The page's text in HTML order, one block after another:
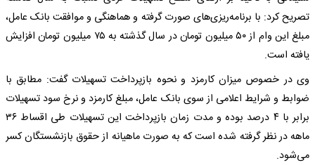
تصریح کرد: با برنامه‌ریزی‌های صورت گرفته و هماهنگی و موافقت بانک عامل،
مبلغ این وام از ۵۰ میلیون تومان در سال گذشته به ۷۵ میلیون تومان افزایش
یافته است.
وی در خصوص میزان کارمزد و نحوه بازپرداخت تسهیلات گفت: مطابق با
ضوابط و شرایط اعلامی از سوی بانک عامل، مبلغ کارمزد و نرخ سود تسهیلات
برابر با ۴ درصد بوده و مدت زمان بازپرداخت این تسهیلات طی اقساط ۳۶
ماهه در نظر گرفته شده است که به صورت ماهیانه از حقوق بازنشستگان کسر
می‌شود.